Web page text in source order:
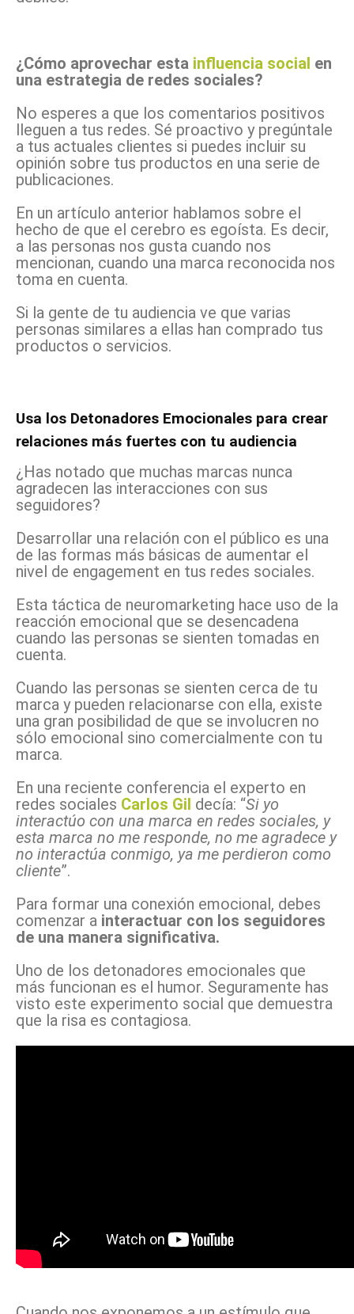
¿Cómo aprovechar esta influencia social en
una estrategia de redes sociales?
No esperes a que los comentarios positivos
lleguen a tus redes. Sé proactivo y pregúntale
a tus actuales clientes si puedes incluir su
opinión sobre tus productos en una serie de
publicaciones.
En un artículo anterior hablamos sobre el
hecho de que el cerebro es egoísta. Es decir,
a las personas nos gusta cuando nos
mencionan, cuando una marca reconocida nos
toma en cuenta.
Si la gente de tu audiencia ve que varias
personas similares a ellas han comprado tus
productos o servicios.
Usa los Detonadores Emocionales para crear
relaciones más fuertes con tu audiencia
¿Has notado que muchas marcas nunca
agradecen las interacciones con sus
seguidores?
Desarrollar una relación con el público es una
de las formas más básicas de aumentar el
nivel de engagement en tus redes sociales.
Esta táctica de neuromarketing hace uso de la
reacción emocional que se desencadena
cuando las personas se sienten tomadas en
cuenta.
Cuando las personas se sienten cerca de tu
marca y pueden relacionarse con ella, existe
una gran posibilidad de que se involucren no
sólo emocional sino comercialmente con tu
marca.
En una reciente conferencia el experto en
redes sociales Carlos Gil decía: “Si yo
interactúo con una marca en redes sociales, y
esta marca no me responde, no me agradece y
no interactúa conmigo, ya me perdieron como
cliente”.
Para formar una conexión emocional, debes
comenzar a interactuar con los seguidores
de una manera significativa.
Uno de los detonadores emocionales que
más funcionan es el humor. Seguramente has
visto este experimento social que demuestra
que la risa es contagiosa.